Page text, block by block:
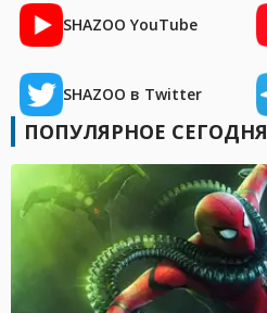
SHAZOO YouTube
SHAZOO в Twitter
ПОПУЛЯРНОЕ СЕГОДНЯ